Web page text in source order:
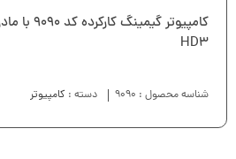
HD3
شناسه محصول : 9090 دسته : کامپیوتر